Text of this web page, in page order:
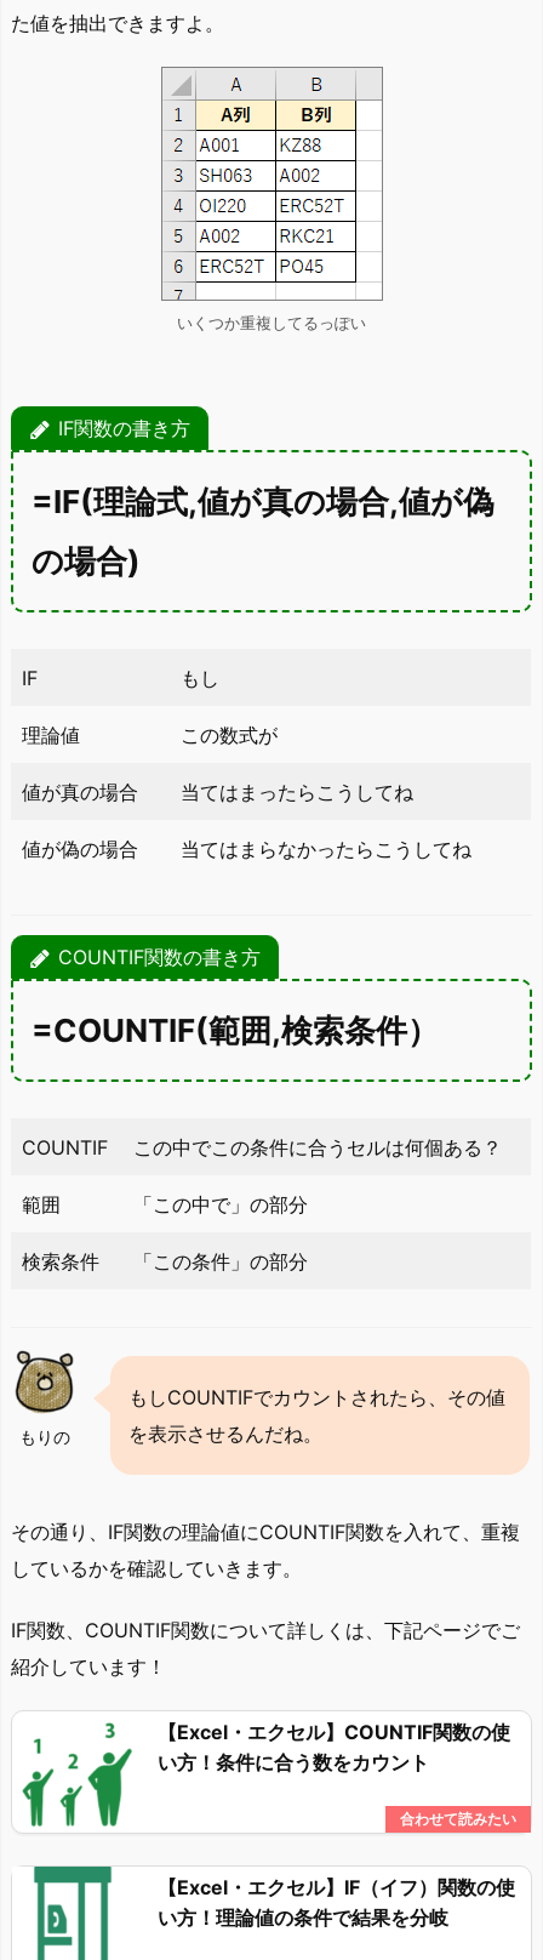
た値を抽出できますよ。
いくつか重複してるっぽい
IF関数の書き方
=IF(理論式,値が真の場合,値が偽
の場合)
IF もし
理論値 この数式が
値が真の場合 当てはまったらこうしてね
値が偽の場合 当てはまらなかったらこうしてね
COUNTIF関数の書き方
=COUNTIF(範囲,検索条件）
COUNTIF この中でこの条件に合うセルは何個ある？
範囲 「この中で」の部分
検索条件 「この条件」の部分
もりの
もしCOUNTIFでカウントされたら、その値
を表示させるんだね。
その通り、IF関数の理論値にCOUNTIF関数を入れて、重複
しているかを確認していきます。
IF関数、COUNTIF関数について詳しくは、下記ページでご
紹介しています！
【Excel・エクセル】COUNTIF関数の使
い方！条件に合う数をカウント
【Excel・エクセル】IF（イフ）関数の使
い方！理論値の条件で結果を分岐